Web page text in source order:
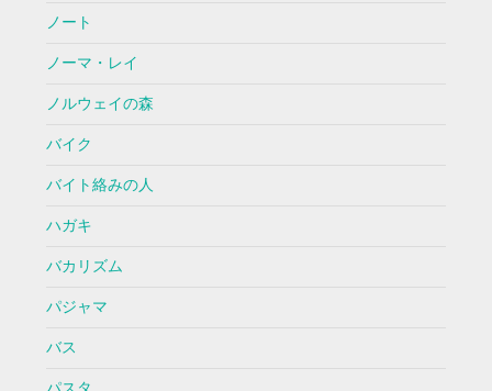
ノート
ノーマ・レイ
ノルウェイの森
バイク
バイト絡みの人
ハガキ
バカリズム
パジャマ
バス